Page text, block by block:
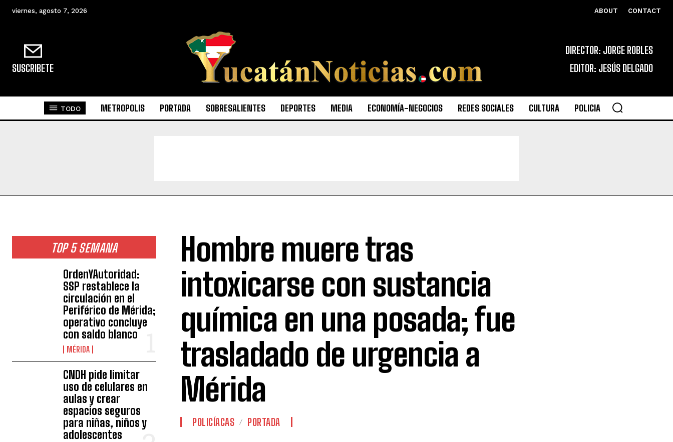
viernes, agosto 7, 2026 ABOUT CONTACT
SUSCRIBETE
DIRECTOR: JORGE ROBLES
EDITOR: JESÚS DELGADO
TODO METROPOLIS PORTADA SOBRESALIENTES DEPORTES MEDIA ECONOMÍA-NEGOCIOS REDES SOCIALES CULTURA POLICIA
TOP 5 SEMANA
OrdenYAutoridad:
SSP restablece la
circulación en el
Periférico de Mérida;
operativo concluye
con saldo blanco
MÉRIDA
CNDH pide limitar
uso de celulares en
aulas y crear
espacios seguros
para niñas, niños y
adolescentes
Hombre muere tras
intoxicarse con sustancia
química en una posada; fue
trasladado de urgencia a
Mérida
POLICÍACAS PORTADA